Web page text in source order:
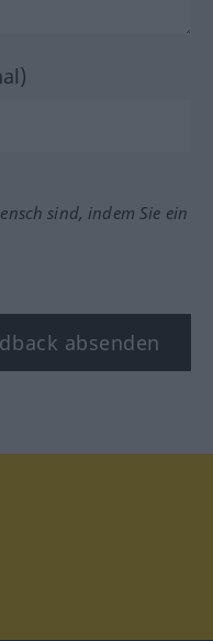
sind, indem Sie ein
absenden